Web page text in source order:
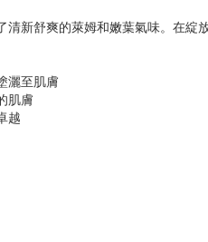
清新舒爽的萊姆和嫩葉氣味。在
灑至肌膚
肌膚
越